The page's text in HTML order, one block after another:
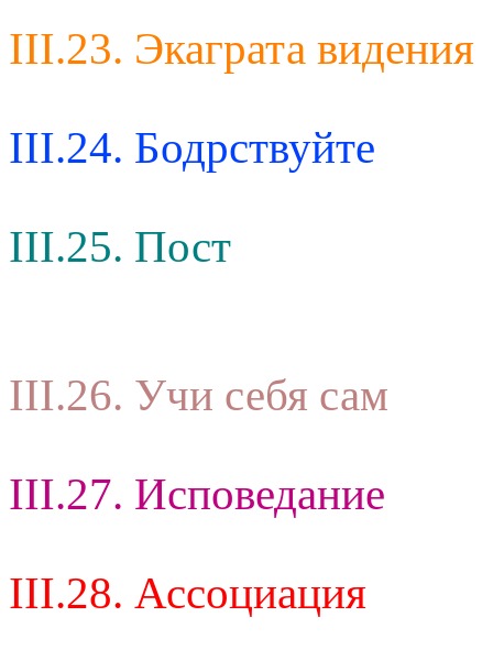
III.23. Экаграта видения
III.24. Бодрствуйте
III.25. Пост
III.26. Учи себя сам
III.27. Исповедание
III.28. Ассоциация